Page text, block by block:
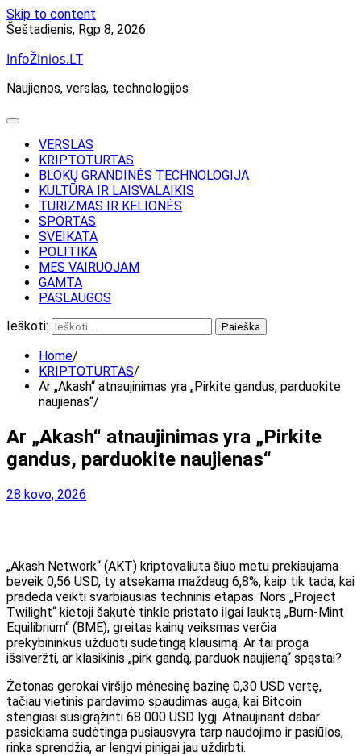
Skip to content
Šeštadienis, Rgp 8, 2026
InfoŽinios.LT
Naujienos, verslas, technologijos
VERSLAS
KRIPTOTURTAS
BLOKŲ GRANDINĖS TECHNOLOGIJA
KULTŪRA IR LAISVALAIKIS
TURIZMAS IR KELIONĖS
SPORTAS
SVEIKATA
POLITIKA
MES VAIRUOJAM
GAMTA
PASLAUGOS
Ieškoti:
Home
KRIPTOTURTAS
Ar „Akash“ atnaujinimas yra „Pirkite gandus, parduokite
naujienas“
Ar „Akash“ atnaujinimas yra „Pirkite
gandus, parduokite naujienas“
28 kovo, 2026
„Akash Network“ (AKT) kriptovaliuta šiuo metu prekiaujama
beveik 0,56 USD, ty atsekama maždaug 6,8%, kaip tik tada, kai
pradeda veikti svarbiausias techninis etapas. Nors „Project
Twilight“ kietoji šakutė tinkle pristato ilgai lauktą „Burn-Mint
Equilibrium“ (BME), greitas kainų veiksmas verčia
prekybininkus užduoti sudėtingą klausimą. Ar tai proga
išsiveržti, ar klasikinis „pirk gandą, parduok naujieną“ spąstai?
Žetonas gerokai viršijo mėnesinę bazinę 0,30 USD vertę,
tačiau vietinis pardavimo spaudimas auga, kai Bitcoin
stengiasi susigrąžinti 68 000 USD lygį. Atnaujinant dabar
pasiekiama sudėtinga pusiausvyra tarp naudojimo ir pasiūlos,
rinka sprendžia, ar lengvi pinigai jau uždirbti.